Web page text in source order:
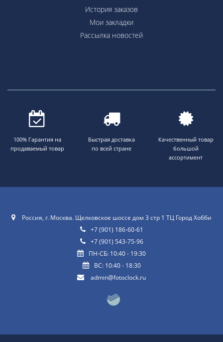
История заказов
Мои закладки
Рассылка новостей
100% Гарантия на
продаваемый товар
Быстрая доставка
по всей стране
Качественный товар
большой
ассортимент
Россия, г. Москва. Щелковское шоссе дом 3 стр 1 ТЦ Город Хобби
+7 (901) 186-60-61
+7 (901) 543-75-96
ПН-СБ: 10:40 - 19:30
ВС: 10:40 - 18:30
admin@fotoclock.ru